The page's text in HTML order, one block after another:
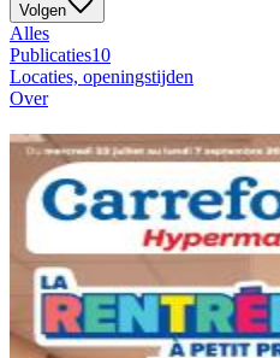
Volgen
Alles
Publicaties10
Locaties, openingstijden
Over